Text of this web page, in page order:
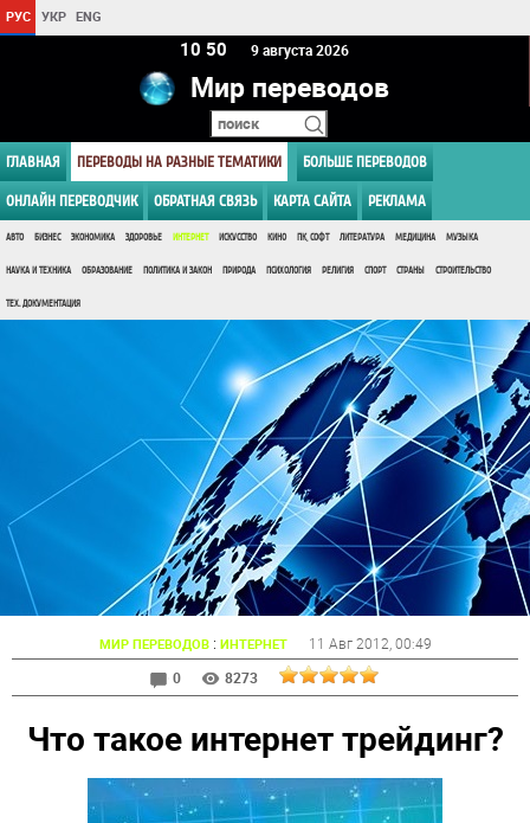
РУС УКР ENG
10:50 9 августа 2026
Мир переводов
ГЛАВНАЯ ПЕРЕВОДЫ НА РАЗНЫЕ ТЕМАТИКИ БОЛЬШЕ ПЕРЕВОДОВ
ОНЛАЙН ПЕРЕВОДЧИК ОБРАТНАЯ СВЯЗЬ КАРТА САЙТА РЕКЛАМА
АВТО БИЗНЕС ЭКОНОМИКА ЗДОРОВЬЕ ИНТЕРНЕТ ИСКУССТВО КИНО ПК, СОФТ ЛИТЕРАТУРА МЕДИЦИНА МУЗЫКА
НАУКА И ТЕХНИКА ОБРАЗОВАНИЕ ПОЛИТИКА И ЗАКОН ПРИРОДА ПСИХОЛОГИЯ РЕЛИГИЯ СПОРТ СТРАНЫ СТРОИТЕЛЬСТВО
ТЕХ. ДОКУМЕНТАЦИЯ
МИР ПЕРЕВОДОВ: ИНТЕРНЕТ 11 Авг 2012 , 00:49
0
8273
Что такое интернет трейдинг?